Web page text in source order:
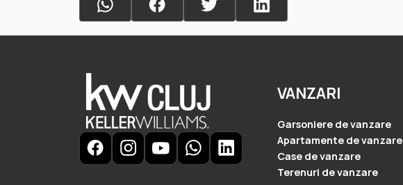
VANZARI
Garsoniere de vanzare
Apartamente de vanzare
Case de vanzare
Terenuri de vanzare